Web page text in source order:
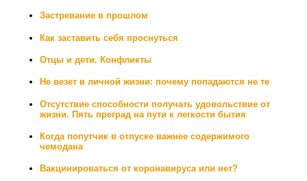
Застревание в прошлом
Как заставить себя проснуться
Отцы и дети. Конфликты
Не везет в личной жизни: почему попадаются не те
Отсутствие способности получать удовольствие от
жизни. Пять преград на пути к легкости бытия
Когда попутчик в отпуске важнее содержимого
чемодана
Вакцинироваться от коронавируса или нет?